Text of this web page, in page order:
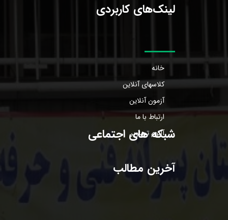
لینک‌های کاربردی
خانه
کلاسهای آنلاین
آزمون آنلاین
ارتباط با ما
آلبوم تصاویر
آخرین مطالب
شبکه های اجتماعی